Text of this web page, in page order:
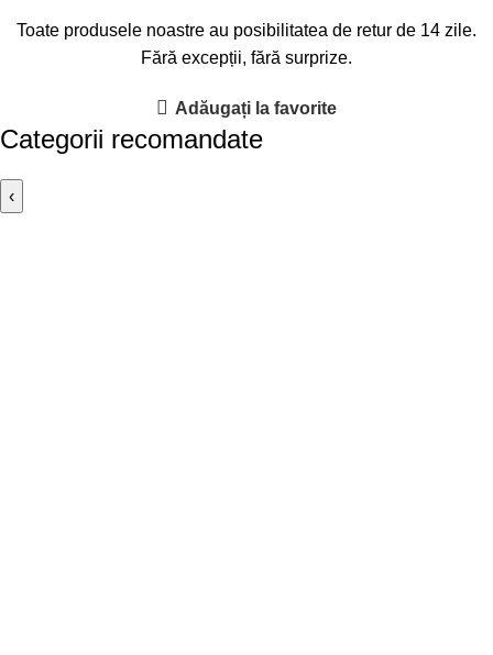
Toate produsele noastre au posibilitatea de retur de 14 zile.
Fără excepții, fără surprize.
Adăugați la favorite
Categorii recomandate
‹